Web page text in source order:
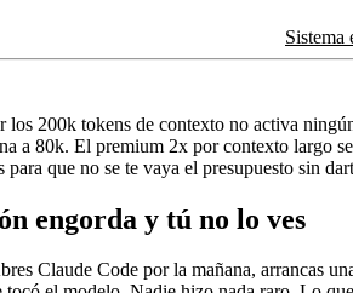
Sistema
los 200k tokens de contexto no activa
a 80k. El premium 2x por contexto largo
para que no se te vaya el presupuesto sin
engorda y tú no lo ves
Claude Code por la mañana, arrancas